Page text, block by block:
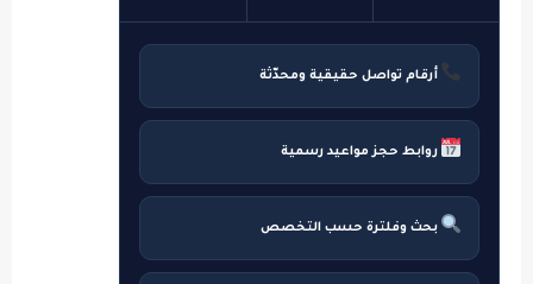
أرقام تواصل حقيقية ومحدّثة
روابط حجز مواعيد رسمية
بحث وفلترة حسب التخصص